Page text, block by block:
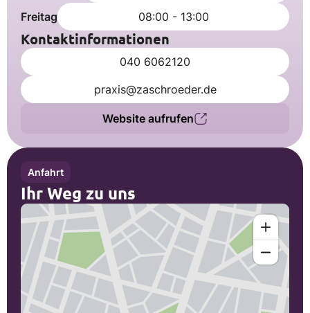
Freitag
08:00 - 13:00
Kontaktinformationen
040 6062120
praxis@zaschroeder.de
Website aufrufen
Anfahrt
Ihr Weg zu uns